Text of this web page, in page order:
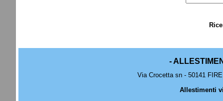
-
Via Crocetta sn - 50141
Allestimenti